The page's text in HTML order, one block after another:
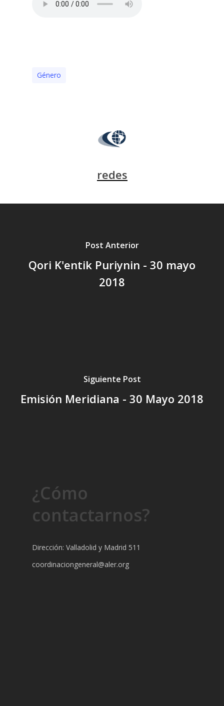
Género
redes
Post Anterior
Qori K'entik Puriynin - 30 mayo
2018
Siguiente Post
Emisión Meridiana - 30 Mayo 2018
¿Cómo
contactarnos?
Dirección: Valladolid y Madrid 511
coordinaciongeneral@aler.org